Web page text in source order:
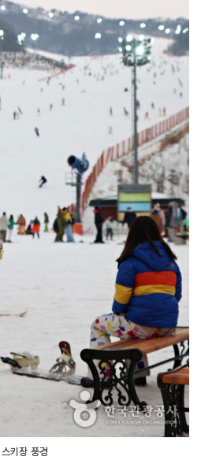
스키장 풍경